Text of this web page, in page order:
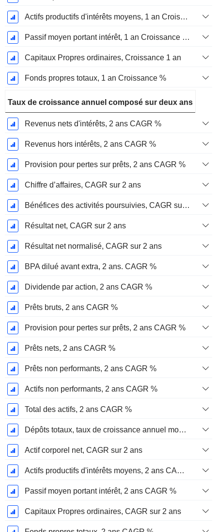
Actifs productifs d'intérêts moyens, 1 an Croissance en %
Passif moyen portant intérêt, 1 an Croissance en %
Capitaux Propres ordinaires, Croissance 1 an
Fonds propres totaux, 1 an Croissance %
Taux de croissance annuel composé sur deux ans
Revenus nets d'intérêts, 2 ans CAGR %
Revenus hors intérêts, 2 ans CAGR %
Provision pour pertes sur prêts, 2 ans CAGR %
Chiffre d’affaires, CAGR sur 2 ans
Bénéfices des activités poursuivies, CAGR sur 2 ans
Résultat net, CAGR sur 2 ans
Résultat net normalisé, CAGR sur 2 ans
BPA dilué avant extra, 2 ans. CAGR %
Dividende par action, 2 ans CAGR %
Prêts bruts, 2 ans CAGR %
Provision pour pertes sur prêts, 2 ans CAGR %
Prêts nets, 2 ans CAGR %
Prêts non performants, 2 ans CAGR %
Actifs non performants, 2 ans CAGR %
Total des actifs, 2 ans CAGR %
Dépôts totaux, taux de croissance annuel moyen sur 2 ans %.
Actif corporel net, CAGR sur 2 ans
Actifs productifs d'intérêts moyens, 2 ans CAGR %
Passif moyen portant intérêt, 2 ans CAGR %
Capitaux Propres ordinaires, CAGR sur 2 ans